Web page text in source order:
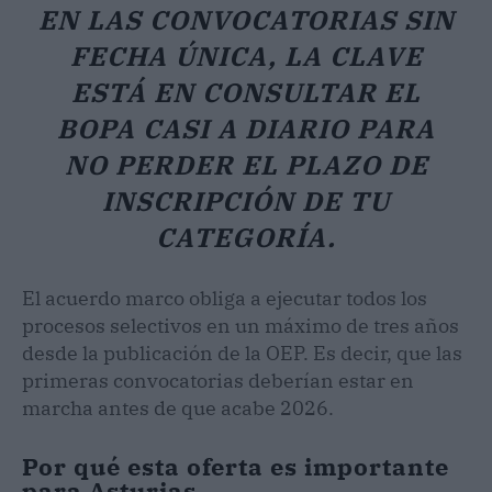
EN LAS CONVOCATORIAS SIN
FECHA ÚNICA, LA CLAVE
ESTÁ EN CONSULTAR EL
BOPA CASI A DIARIO PARA
NO PERDER EL PLAZO DE
INSCRIPCIÓN DE TU
CATEGORÍA.
El acuerdo marco obliga a ejecutar todos los
procesos selectivos en un máximo de tres años
desde la publicación de la OEP. Es decir, que las
primeras convocatorias deberían estar en
marcha antes de que acabe 2026.
Por qué esta oferta es importante